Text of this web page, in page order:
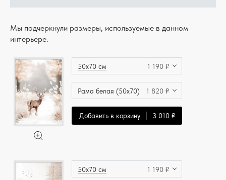
Мы подчеркнули размеры, используемые в данном
интерьере.
50x70 см 1 190 ₽
Рама белая (50x70) 1 820 ₽
Добавить в корзину 3 010 ₽
50x70 см 1 190 ₽